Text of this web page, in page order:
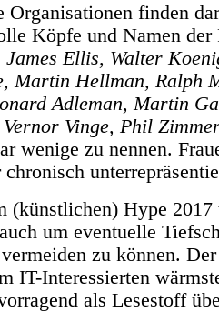
Organisationen finden
Köpfe und Namen der
James Ellis, Walter
Martin Hellman, Ralph
Adleman, Martin
Vinge, Phil
wenige zu nennen.
(künstlichen) Hype
um eventuelle
zu können.
IT-Interessierten
als Lesestoff